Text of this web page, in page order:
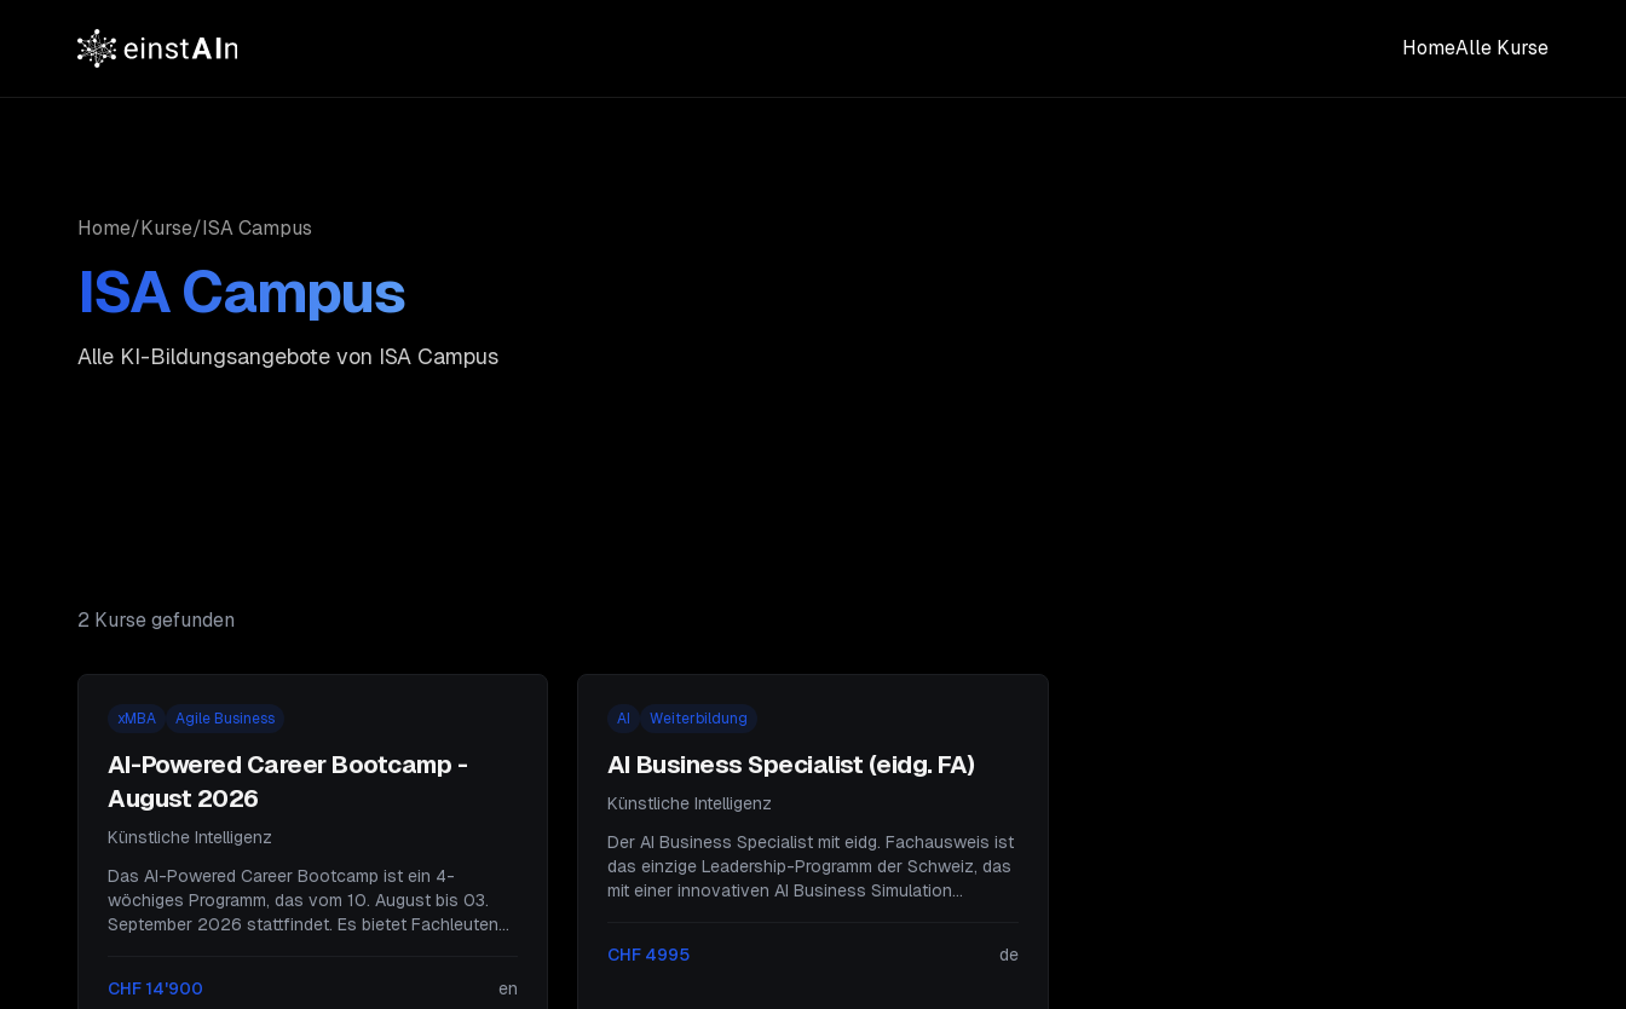
HomeAlle Kurse
Home/Kurse/ISA Campus
ISA Campus
Alle KI-Bildungsangebote von ISA Campus
2 Kursegefunden
xMBA Agile Business
AI-Powered Career Bootcamp -
August 2026
Künstliche Intelligenz
Das AI-Powered Career Bootcamp ist ein 4-
wöchiges Programm, das vom 10. August bis 03.
September 2026 stattfindet. Es bietet Fachleuten
erlernen und mit einer xMBA-Qualifikation und
CHF 14'900 en
AI Weiterbildung
AI Business Specialist (eidg. FA)
Künstliche Intelligenz
Der AI Business Specialist mit eidg. Fachausweis ist
das einzige Leadership-Programm der Schweiz, das
mit einer innovativen AI Business Simulation
Wochen absolviert werden.
CHF 4995 de